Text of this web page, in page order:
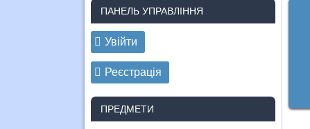
ПАНЕЛЬ УПРАВЛІННЯ
Увійти
Реєстрація
ПРЕДМЕТИ